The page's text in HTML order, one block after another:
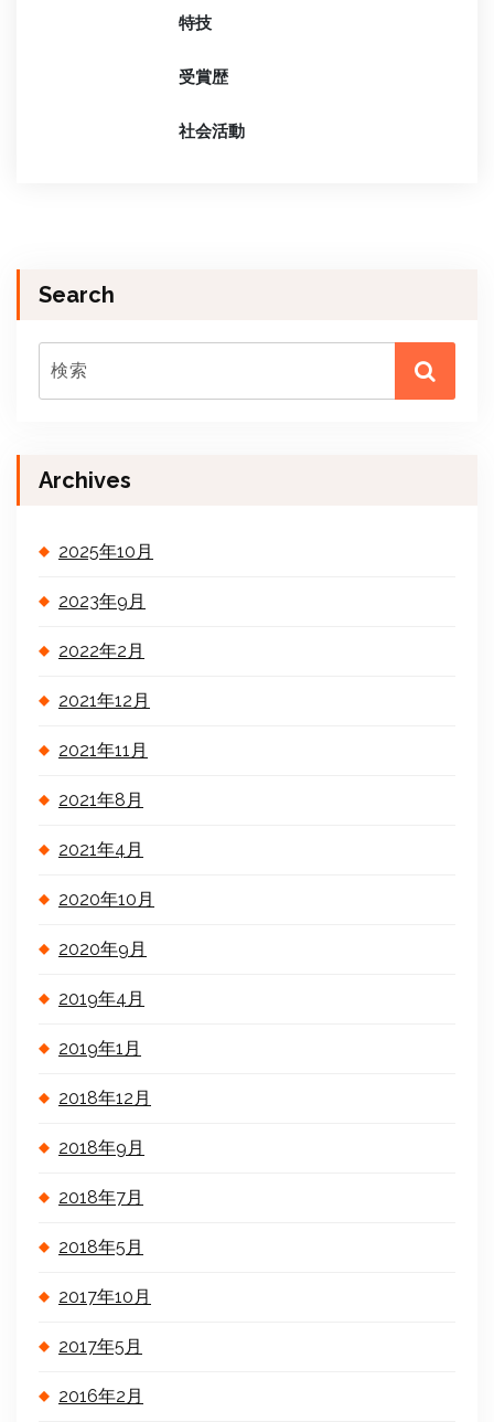
特技
受賞歴
社会活動
Search
Archives
2025年10月
2023年9月
2022年2月
2021年12月
2021年11月
2021年8月
2021年4月
2020年10月
2020年9月
2019年4月
2019年1月
2018年12月
2018年9月
2018年7月
2018年5月
2017年10月
2017年5月
2016年2月